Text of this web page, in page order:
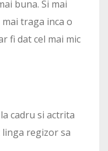
buna. Si mai
traga inca o
fi dat cel mai mic
cadru si actrita
linga regizor sa